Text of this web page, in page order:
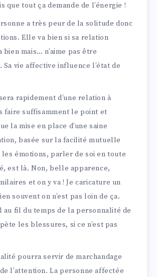
que tout ça demande de l’énergie !
a très peur de la solitude donc
Elle va bien si sa relation
bien mais… n’aime pas être
vie affective influence l’état de
rapidement d’une relation à
faire suffisamment le point et
la mise en place d’une saine
basée sur la facilité mutuelle
les émotions, parler de soi en toute
est là. Non, belle apparence,
et on y va ! Je caricature un
souvent on n’est pas loin de ça.
au fil du temps de la personnalité de
les blessures, si ce n’est pas
pourra servir de marchandage
l’attention. La personne affectée